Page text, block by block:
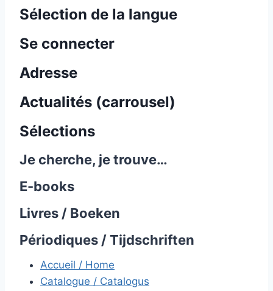
Sélection de la langue
Se connecter
Adresse
Actualités (carrousel)
Sélections
Je cherche, je trouve…
E-books
Livres / Boeken
Périodiques / Tijdschriften
Accueil / Home
Catalogue / Catalogus